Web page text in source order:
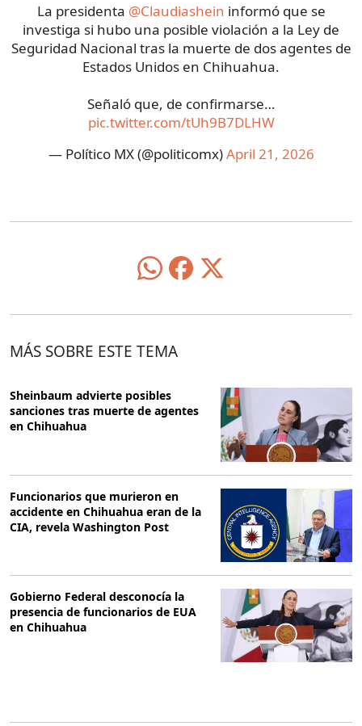
La presidenta @Claudiashein informó que se
investiga si hubo una posible violación a la Ley de
Seguridad Nacional tras la muerte de dos agentes de
Estados Unidos en Chihuahua.
Señaló que, de confirmarse…
pic.twitter.com/tUh9B7DLHW
— Político MX (@politicomx)April 21, 2026
MÁS SOBRE ESTE TEMA
Sheinbaum advierte posibles
sanciones tras muerte de agentes
en Chihuahua
Funcionarios que murieron en
accidente en Chihuahua eran de la
CIA, revela Washington Post
Gobierno Federal desconocía la
presencia de funcionarios de EUA
en Chihuahua